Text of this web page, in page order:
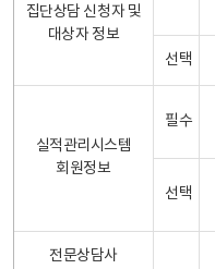
집단상담 신청자 및
대상자 정보
선택
실적관리시스템
회원정보
필수
선택
전문상담사